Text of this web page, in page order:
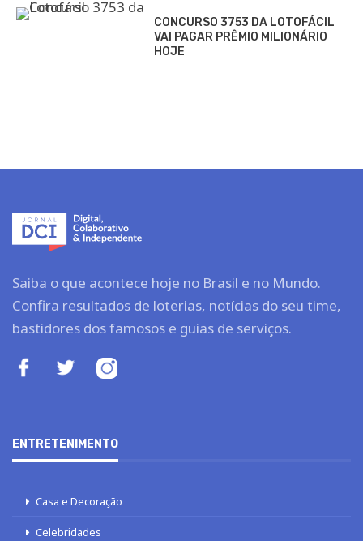
CONCURSO 3753 DA LOTOFÁCIL
VAI PAGAR PRÊMIO MILIONÁRIO
HOJE
Saiba o que acontece hoje no Brasil e no Mundo.
Confira resultados de loterias, notícias do seu time,
bastidores dos famosos e guias de serviços.
ENTRETENIMENTO
Casa e Decoração
Celebridades